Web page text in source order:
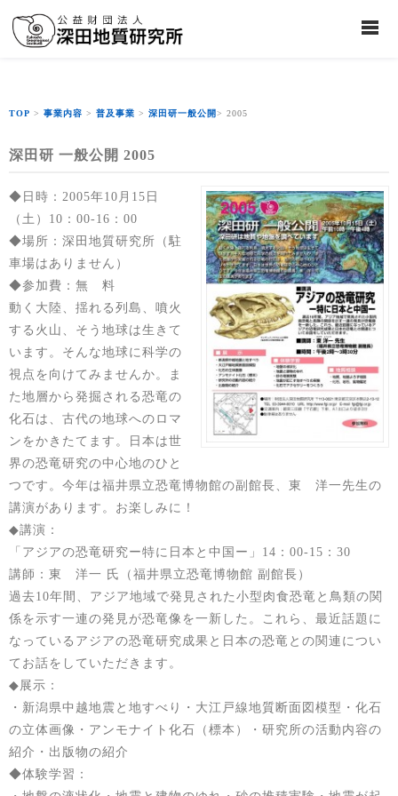
TOP > 事業内容 > 普及事業 > 深田研一般公開> 2005
深田研 一般公開 2005
◆日時：2005年10月15日
（土）10：00-16：00
◆場所：深田地質研究所（駐
車場はありません）
◆参加費：無 料
動く大陸、揺れる列島、噴火
する火山、そう地球は生きて
います。そんな地球に科学の
視点を向けてみませんか。ま
た地層から発掘される恐竜の
化石は、古代の地球へのロマ
ンをかきたてます。日本は世
界の恐竜研究の中心地のひと
つです。今年は福井県立恐竜博物館の副館長、東 洋一先生の
講演があります。お楽しみに！
◆講演：
「アジアの恐竜研究ー特に日本と中国ー」14：00-15：30
講師：東 洋一 氏（福井県立恐竜博物館 副館長）
過去10年間、アジア地域で発見された小型肉食恐竜と鳥類の関
係を示す一連の発見が恐竜像を一新した。これら、最近話題に
なっているアジアの恐竜研究成果と日本の恐竜との関連につい
てお話をしていただきます。
◆展示：
・新潟県中越地震と地すべり・大江戸線地質断面図模型・化石
の立体画像・アンモナイト化石（標本）・研究所の活動内容の
紹介・出版物の紹介
◆体験学習：